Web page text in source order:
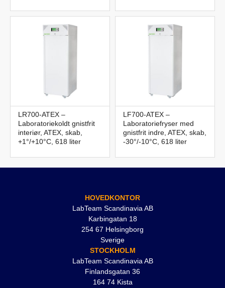
LR700-ATEX –
Laboratoriekoldt gnistfrit
interiør, ATEX, skab,
+1°/+10°C, 618 liter
LF700-ATEX –
Laboratoriefryser med
gnistfrit indre, ATEX, skab,
-30°/-10°C, 618 liter
HOVEDKONTOR
LabTeam Scandinavia AB
Karbingatan 18
254 67 Helsingborg
Sverige
STOCKHOLM
LabTeam Scandinavia AB
Finlandsgatan 36
164 74 Kista